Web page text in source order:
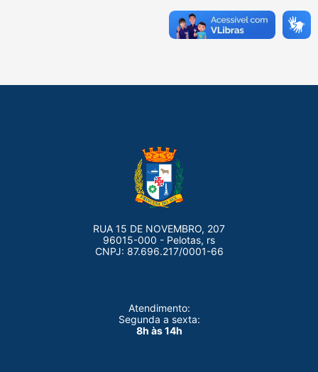
RUA 15 DE NOVEMBRO, 207
96015-000 - Pelotas, rs
CNPJ: 87.696.217/0001-66
Atendimento:
Segunda a sexta:
8h às 14h